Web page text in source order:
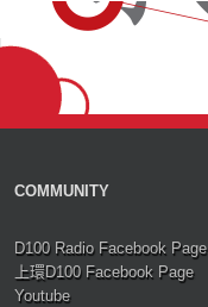
COMMUNITY
D100 Radio Facebook Page
上環D100 Facebook Page
Youtube